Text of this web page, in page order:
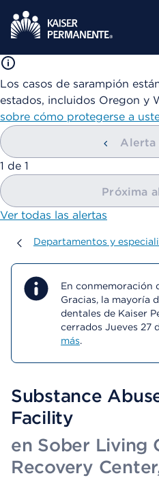
Los casos de sarampión
estados, incluidos Oregon y
sobre cómo protegerse a
Alerta
mostrando
1 de 1
Próxima
Ver todas las alertas
Departamentos y
Departamentos y
En conmemoración
Gracias, la mayoría
dentales de Kaiser
cerrados Jueves 27
más.
Substance
Facility
en Sober Living
Recovery